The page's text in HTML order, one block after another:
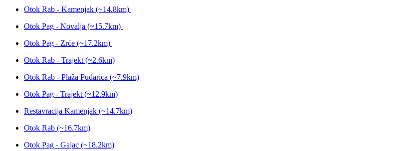
Otok Rab - Kamenjak (~14.8km)
Otok Pag - Novalja (~15.7km)
Otok Pag - Zrće (~17.2km)
Otok Rab - Trajekt (~2.6km)
Otok Rab - Plaža Pudarica (~7.9km)
Otok Pag - Trajekt (~12.9km)
Restavracija Kamenjak (~14.7km)
Otok Rab (~16.7km)
Otok Pag - Gajac (~18.2km)